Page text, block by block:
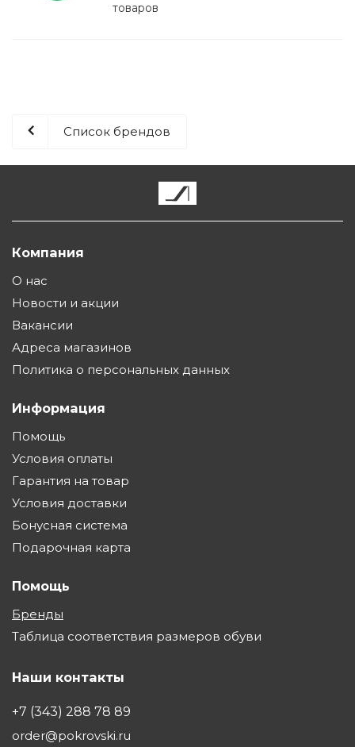
товаров
Список брендов
Компания
О нас
Новости и акции
Вакансии
Адреса магазинов
Политика о персональных данных
Информация
Помощь
Условия оплаты
Гарантия на товар
Условия доставки
Бонусная система
Подарочная карта
Помощь
Бренды
Таблица соответствия размеров обуви
Наши контакты
+7 (343) 288 78 89
order@pokrovski.ru